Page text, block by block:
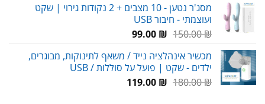
מסג'ר נטען - 10 מצבים + 2 נקודות גירוי | שקט
ועוצמתי - חיבור USB
150.00₪
המחיר
היה:
150.00 ₪.
99.00 ₪
המחיר
הוא:
99.00 ₪.
מכשיר אינהלציה נייד / משאף לתינוקות, מבוגרים,
ילדים - שקט | פועל על סוללות / USB
180.00₪
המחיר119.00 ₪
המחיר